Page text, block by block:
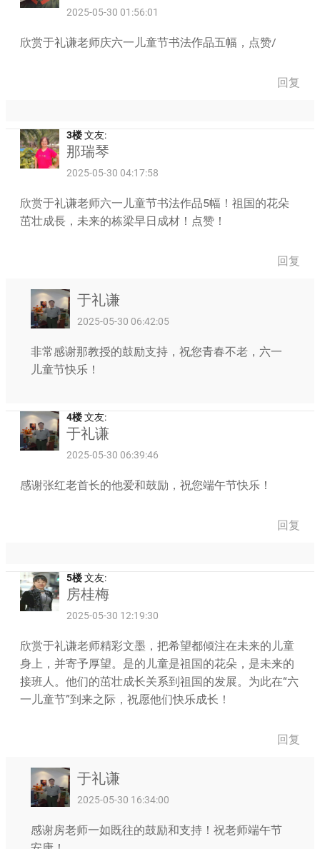
2025-05-30 01:56:01
欣赏于礼谦老师庆六一儿童节书法作品五幅，点赞/
回复
3楼文友:
那瑞琴
2025-05-30 04:17:58
欣赏于礼谦老师六一儿童节书法作品5幅！祖国的花朵
茁壮成長，未来的栋梁早日成材！点赞！
回复
于礼谦
2025-05-30 06:42:05
非常感谢那教授的鼓励支持，祝您青春不老，六一
儿童节快乐！
4楼文友:
于礼谦
2025-05-30 06:39:46
感谢张红老首长的他爱和鼓励，祝您端午节快乐！
回复
5楼文友:
房桂梅
2025-05-30 12:19:30
欣赏于礼谦老师精彩文墨，把希望都倾注在未来的儿童
身上，并寄予厚望。是的儿童是祖国的花朵，是未来的
接班人。他们的茁壮成长关系到祖国的发展。为此在“六
一儿童节”到来之际，祝愿他们快乐成长！
回复
于礼谦
2025-05-30 16:34:00
感谢房老师一如既往的鼓励和支持！祝老师端午节